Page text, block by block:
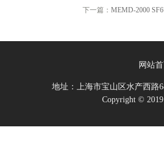
下一篇： MEMD-2000
网站
地址：上海市宝山区水产西路
Copyright ©